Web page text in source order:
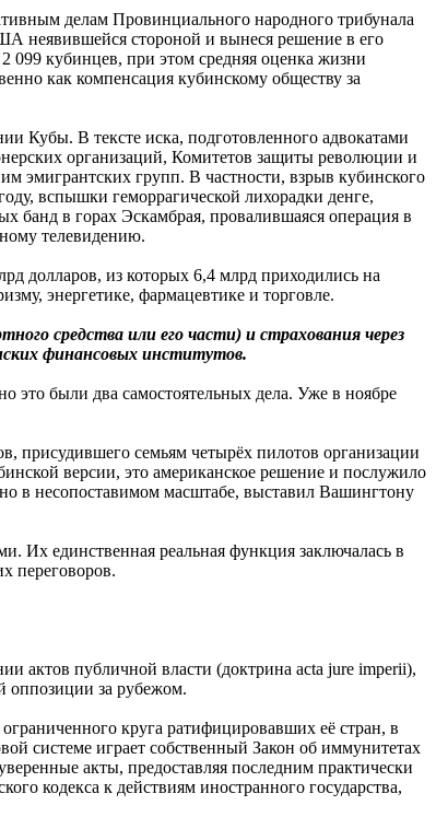
делам Провинциального народного трибунала
неявившейся стороной и вынеся решение в его
099 кубинцев, при этом средняя оценка жизни
как компенсация кубинскому обществу за
Кубы. В тексте иска, подготовленного адвокатами
организаций, Комитетов защиты революции и
эмигрантских групп. В частности, взрыв кубинского
вспышки геморрагической лихорадки денге,
банд в горах Эскамбрая, провалившаяся операция в
телевидению.
долларов, из которых 6,4 млрд приходились на
энергетике, фармацевтике и торговле.
средства или его части) и страхования через
финансовых институтов.
это были два самостоятельных дела. Уже в ноябре
присудившего семьям четырёх пилотов организации
версии, это американское решение и послужило
в несопоставимом масштабе, выставил Вашингтону
единственная реальная функция заключалась в
переговоров.
актов публичной власти (доктрина acta jure imperii),
оппозиции за рубежом.
круга ратифицировавших её стран, в
системе играет собственный Закон об иммунитетах
акты, предоставляя последним практически
кодекса к действиям иностранного государства,